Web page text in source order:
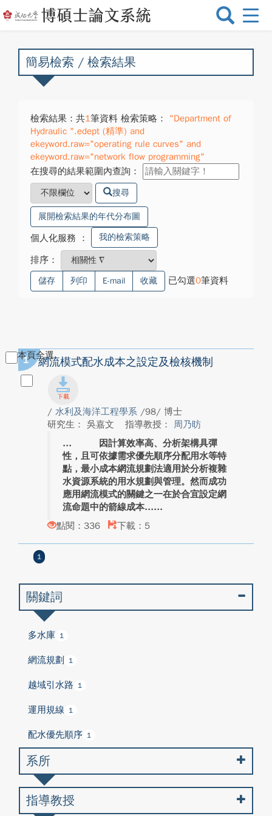
選
換
簡易檢索 / 檢索結果
檢索結果：共1筆資料 檢索策略：
"Department of
Hydraulic ".edept (精準) and
ekeyword.raw="operating rule curves" and
ekeyword.raw="network flow programming"
在搜尋的結果範圍內查詢：
搜尋
展開檢索結果的年代分布圖
個人化服務 ： 我的檢索策略
排序：
儲存 列印 E-mail 收藏 已勾選0筆資料
本頁全選
1 網流模式配水成本之設定及檢核機制
/ 水利及海洋工程學系 /98/ 博士
研究生： 吳嘉文
指導教授： 周乃昉
因計算效率高、分析架構具彈
性，且可依據需求優先順序分配用水等特
點，最小成本網流規劃法適用於分析複雜
水資源系統的用水規劃與管理。然而成功
應用網流模式的關鍵之一在於合宜設定網
流命題中的箭線成本...
點閱：336
下載：5
1
關鍵詞
多水庫 1
網流規劃 1
越域引水路 1
運用規線 1
配水優先順序 1
系所
指導教授